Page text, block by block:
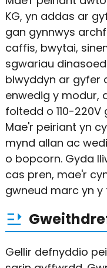
KG, yn addas ar
gan gynnwys
caffis, bwytai,
sgwariau
blwyddyn ar gyfer
enwedig y modur,
foltedd o 110-
Mae'r peiriant yn
mynd allan ac
o bopcorn. Gyda
cas pren, mae'r
gwneud marc yn y
Gellir defnyddio